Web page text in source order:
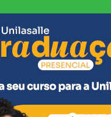
reduzem
o governo
de políticas de
de famílias em áreas